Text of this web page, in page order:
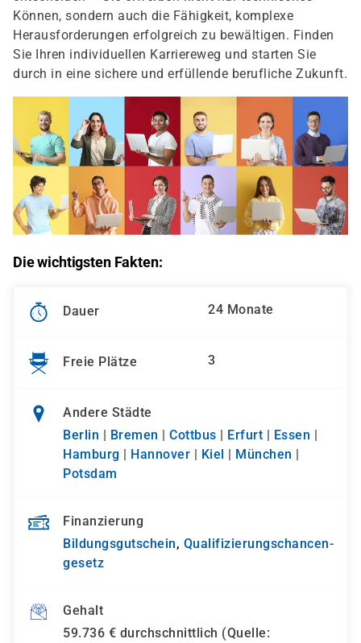
Können, sondern auch die Fähigkeit, komplexe
Herausforderungen erfolgreich zu bewältigen. Finden
Sie Ihren individuellen Karriereweg und starten Sie
durch in eine sichere und erfüllende berufliche Zukunft.
Die wichtigsten Fakten:
Dauer 24 Monate
Freie Plätze 3
Andere Städte
Berlin | Bremen | Cottbus | Erfurt | Essen |
Hamburg | Hannover | Kiel | München |
Potsdam
Finanzierung
Bildungsgutschein, Qualifizierungs­chancen­
gesetz
Gehalt
59.736 € durchschnittlich (Quelle: